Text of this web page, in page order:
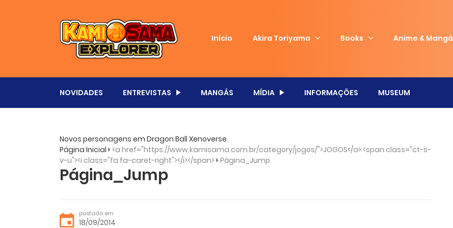
Início Akira Toriyama Books Anime & Mangá
NOVIDADES ENTREVISTAS MANGÁS MÍDIA INFORMAÇÕES MUSEUM
Novos personagens em Dragon Ball Xenoverse
Página Inicial <a href="https://www.kamisama.com.br/category/jogos/">JOGOS</a> <span class="ct-s-
v-u"><i class="fa fa-caret-right"></i></span> Página_Jump
Página_Jump
postado em
18/09/2014